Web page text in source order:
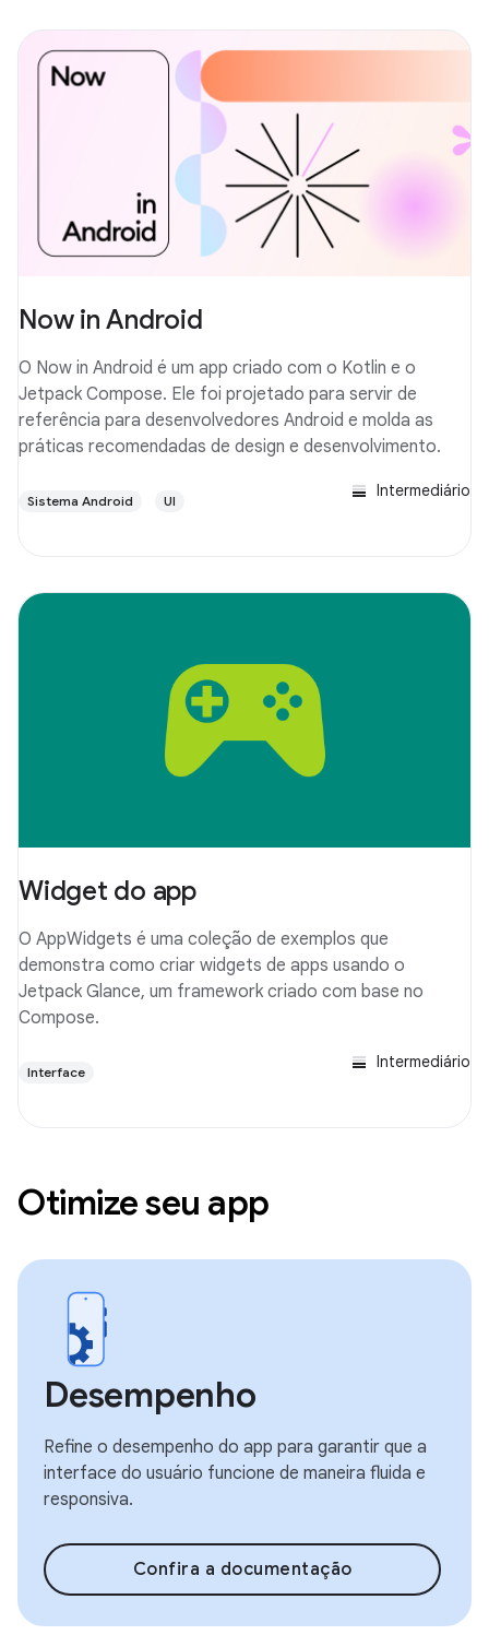
Now in Android
O Now in Android é um app criado com o Kotlin e o
Jetpack Compose. Ele foi projetado para servir de
referência para desenvolvedores Android e molda as
práticas recomendadas de design e desenvolvimento.
Sistema Android UI
Intermediário
Widget do app
O AppWidgets é uma coleção de exemplos que
demonstra como criar widgets de apps usando o
Jetpack Glance, um framework criado com base no
Compose.
Interface
Intermediário
Otimize seu app
Desempenho
Refine o desempenho do app para garantir que a
interface do usuário funcione de maneira fluida e
responsiva.
Confira a documentação